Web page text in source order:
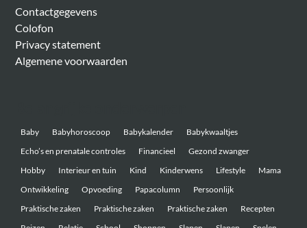
Contactgegevens
Colofon
Privacy statement
Algemene voorwaarden
Baby Babyhoroscoop Babykalender
Babykwaaltjes
Echo’s en prenatale controles
Financieel
Gezond zwanger
Hobby
Interieur en tuin Kind Kinderwens Lifestyle
Mama
Ontwikkeling
Opvoeding Papacolumn
Persoonlijk
Praktische zaken
Praktische zaken Praktische zaken
Recepten